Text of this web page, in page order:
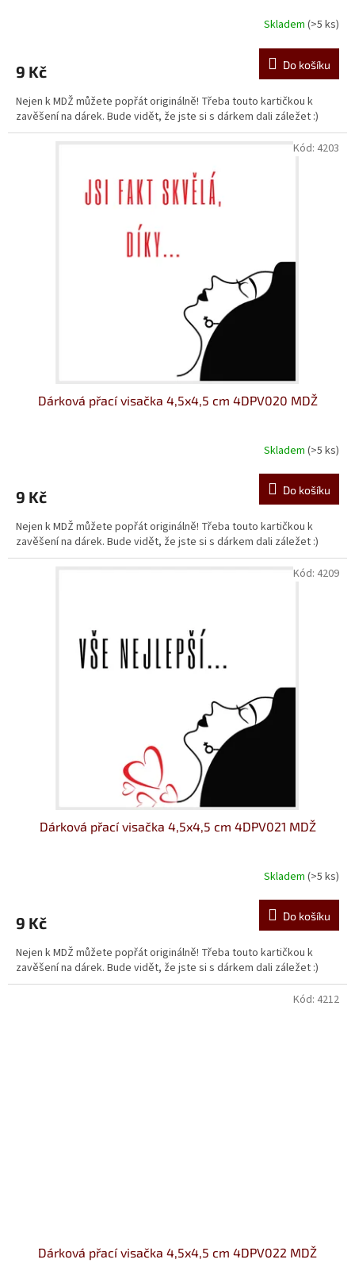
Skladem (>5 ks)
9 Kč Do košíku
Nejen k MDŽ můžete popřát originálně! Třeba touto kartičkou k
zavěšení na dárek. Bude vidět, že jste si s dárkem dali záležet :)
Dárková přací visačka 4,5x4,5 cm 4DPV020 MDŽ
Skladem (>5 ks)
9 Kč Do košíku
Nejen k MDŽ můžete popřát originálně! Třeba touto kartičkou k
zavěšení na dárek. Bude vidět, že jste si s dárkem dali záležet :)
Kód: 4203
Dárková přací visačka 4,5x4,5 cm 4DPV021 MDŽ
Skladem (>5 ks)
9 Kč Do košíku
Nejen k MDŽ můžete popřát originálně! Třeba touto kartičkou k
zavěšení na dárek. Bude vidět, že jste si s dárkem dali záležet :)
Kód: 4209
Dárková přací visačka 4,5x4,5 cm 4DPV022 MDŽ
Kód: 4212